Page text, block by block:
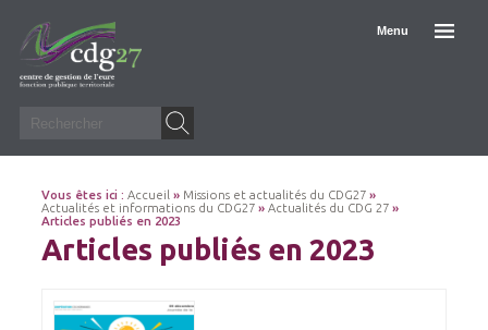
Menu
Vous êtes ici : Accueil » Missions et actualités du CDG27»
Actualités et informations du CDG27» Actualités du CDG 27»
Articles publiés en 2023
Articles publiés en 2023